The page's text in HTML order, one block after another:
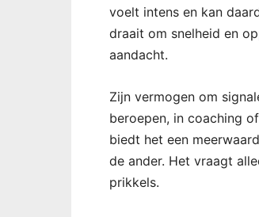
voelt intens en kan
draait om snelheid en
aandacht.
Zijn vermogen om
beroepen, in coaching
biedt het een
de ander. Het vraagt
prikkels.